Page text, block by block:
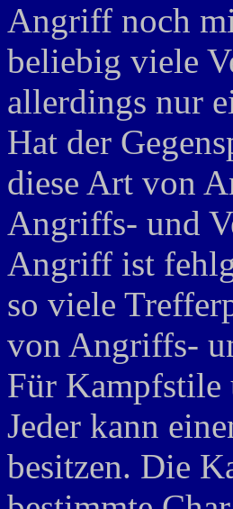
Angriff noch
beliebig viele
allerdings nur
Hat der
diese Art von
Angriffs- und
Angriff ist
so viele
von Angriffs-
Für Kampfstile
Jeder kann
besitzen. Die